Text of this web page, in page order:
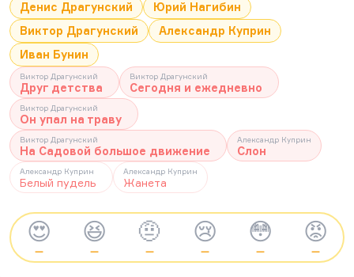
Денис Драгунский
Юрий Нагибин
Виктор Драгунский
Александр Куприн
Иван Бунин
Виктор Драгунский
Друг детства
Виктор Драгунский
Сегодня и ежедневно
Виктор Драгунский
Он упал на траву
Виктор Драгунский
На Садовой большое движение
Александр Куприн
Слон
Александр Куприн
Белый пудель
Александр Куприн
Жанета
😍
—
😆
—
🤨
—
😢
—
😳
—
😡
—